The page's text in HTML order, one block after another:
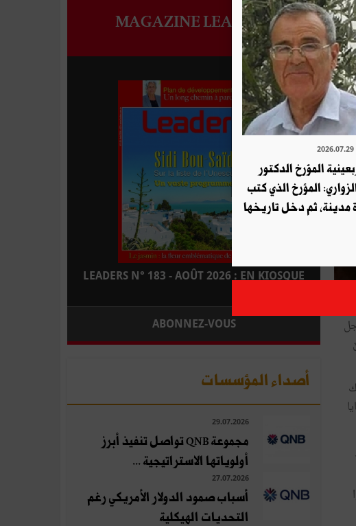
MAGAZINE LEADERS
LEADERS N° 183 - AOÛT 2026 : EN KIOSQUE
ABONNEZ-VOUS
أصداء المؤسسات
29.07.2026
مجموعة QNB تواصل تنفيذ أبرز
أولوياتها الاستراتيجية ...
27.07.2026
أسباب صمود الدولار الأمريكي رغم
التحديات الهيكلية
المؤرخ الدكتور
المؤرخ الذي كتب
مدينة، ثم دخل تاريخها